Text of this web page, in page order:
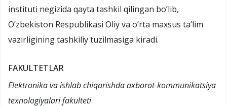
instituti negizida qayta tashkil qilingan bo’lib,
O’zbekiston Respublikasi Oliy va o’rta maxsus ta’lim
vazirligining tashkiliy tuzilmasiga kiradi.
FAKULTETLAR
Elektronika va ishlab chiqarishda axborot-kommunikatsiya
texnologiyalari fakulteti